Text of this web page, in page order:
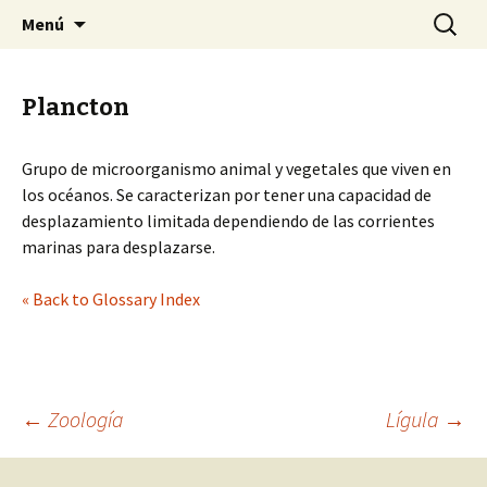
SMACH
Sociedad Malacológica de Chile
Menú Buscar:
Plancton
Grupo de microorganismo animal y vegetales que viven en
los océanos. Se caracterizan por tener una capacidad de
desplazamiento limitada dependiendo de las corrientes
marinas para desplazarse.
« Back to Glossary Index
Navegación
← Zoología Lígula →